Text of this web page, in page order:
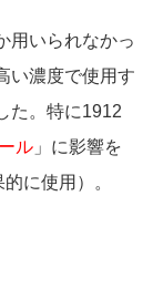
用いられなかっ
い濃度で使用す
た。特に1912
ル 」に影響を
に使用）。